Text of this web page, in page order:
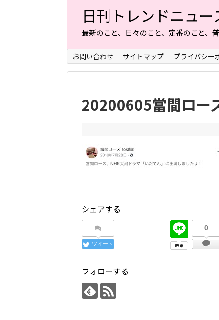
日刊トレンドニュー
最新のこと、日々のこと、定番のこと
お問い合わせ サイトマップ プライバシー
20200605當間ロー
シェアする
ツイート
0
フォローする